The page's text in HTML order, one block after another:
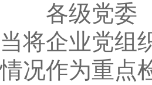
各级党委（
当将企业党组
情况作为重点